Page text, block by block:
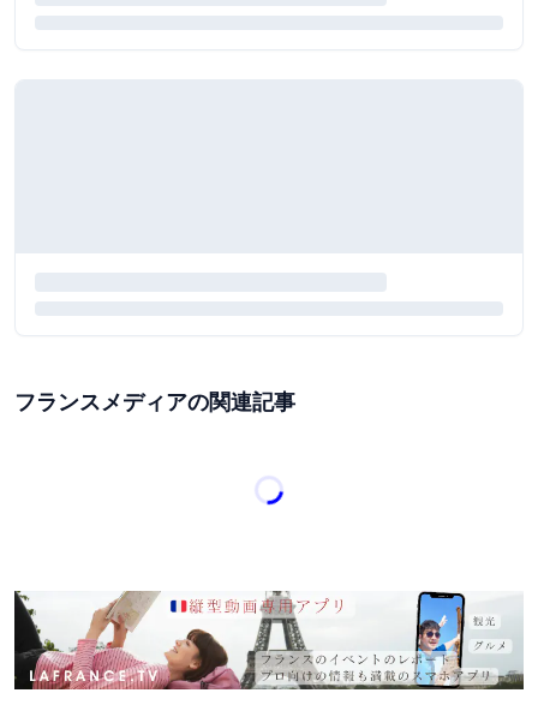
フランスメディアの関連記事